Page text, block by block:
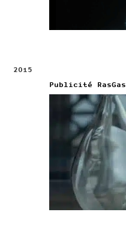
2015
Publicité RasGas